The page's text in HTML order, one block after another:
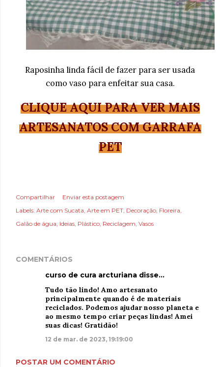
Raposinha linda fácil de fazer para ser usada
como vaso para enfeitar sua casa.
CLIQUE AQUI PARA VER MAIS
ARTESANATOS COM GARRAFA
PET
Compartilhar
Enviar esta postagem
Labels: Arte com Sucata Arte em PET Decoração Floreira
Galão de água Ideias Plástico Reciclagem Vasos
COMENTÁRIOS
curso de cura arcturiana disse…
Tudo tão lindo! Amo artesanato
principalmente quando é de materiais
reciclados. Podemos ajudar nosso planeta e
ao mesmo tempo criar peças lindas! Amei
suas dicas! Gratidão!
12 de mar. de 2023, 19:19:00
POSTAR UM COMENTÁRIO